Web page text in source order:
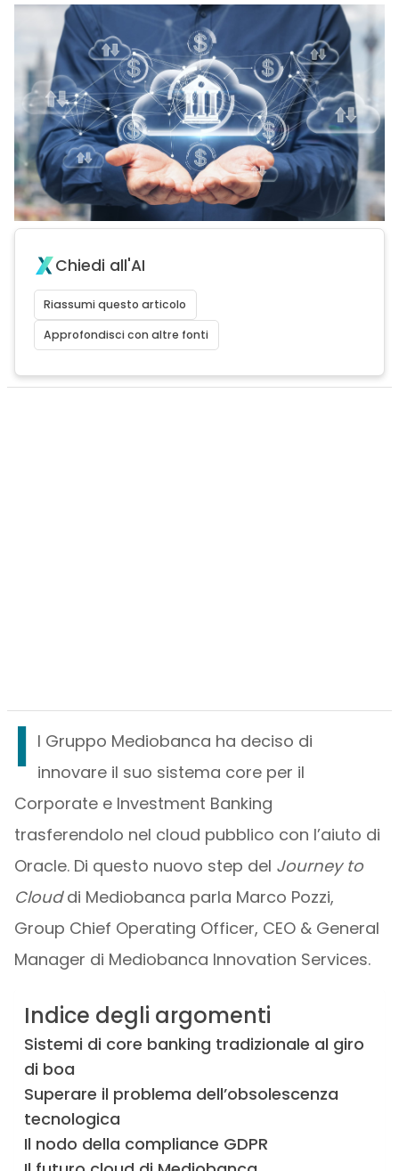
Chiedi all'AI
Riassumi questo articolo
Approfondisci con altre fonti
I l Gruppo Mediobanca ha deciso di
innovare il suo sistema core per il
Corporate e Investment Banking
trasferendolo nel cloud pubblico con l’aiuto di
Oracle. Di questo nuovo step del Journey to
Clouddi Mediobanca parla Marco Pozzi,
Group Chief Operating Officer, CEO & General
Manager di Mediobanca Innovation Services.
Indice degli argomenti
Sistemi di core banking tradizionale al giro
di boa
Superare il problema dell’obsolescenza
tecnologica
Il nodo della compliance GDPR